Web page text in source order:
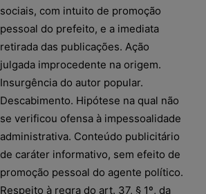
sociais, com intuito de promoção
pessoal do prefeito, e a imediata
retirada das publicações. Ação
julgada improcedente na origem.
Insurgência do autor popular.
Descabimento. Hipótese na qual não
se verificou ofensa à impessoalidade
administrativa. Conteúdo publicitário
de caráter informativo, sem efeito de
promoção pessoal do agente político.
Respeito à regra do art. 37, § 1º, da